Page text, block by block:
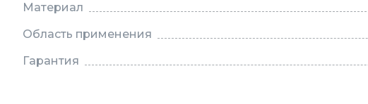
Материал
Область применения
Гарантия